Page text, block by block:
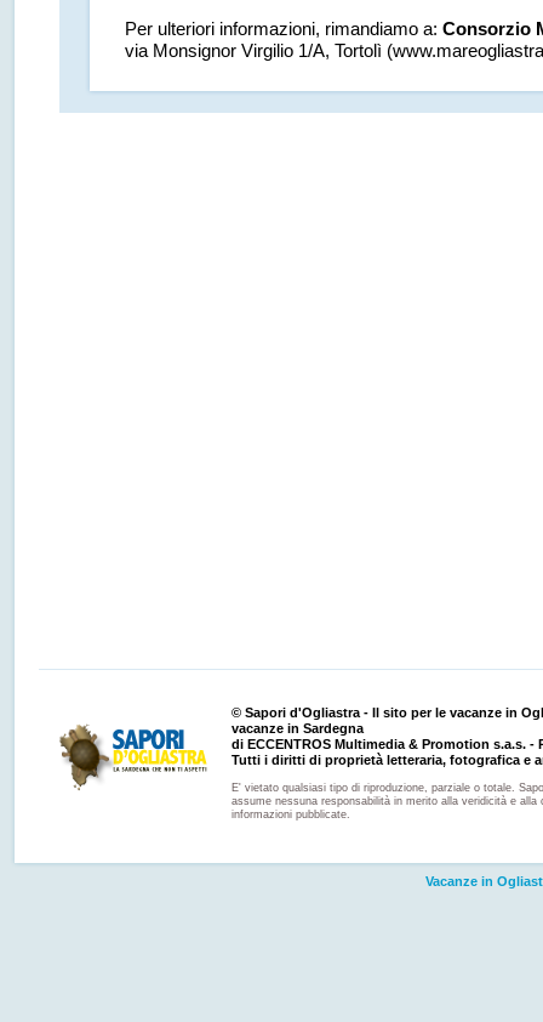
Per ulteriori informazioni, rimandiamo a: Consorzio
via Monsignor Virgilio 1/A, Tortolì
© Sapori d'Ogliastra - Il sito per le vacanze in
vacanze in Sardegna
di ECCENTROS Multimedia & Promotion s.a.s. -
Tutti i diritti di proprietà letteraria, fotografica e
E' vietato qualsiasi tipo di riproduzione, parziale o totale.
assume nessuna responsabilità in merito alla veridicità e alla
informazioni pubblicate.
Vacanze in